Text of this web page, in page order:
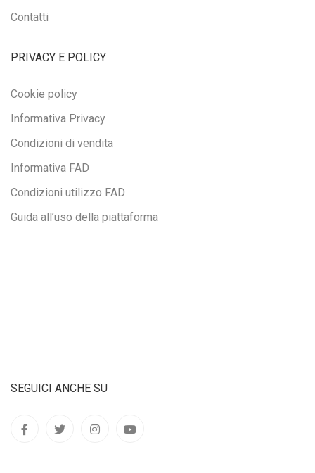
Contatti
PRIVACY E POLICY
Cookie policy
Informativa Privacy
Condizioni di vendita
Informativa FAD
Condizioni utilizzo FAD
Guida all’uso della piattaforma
SEGUICI ANCHE SU